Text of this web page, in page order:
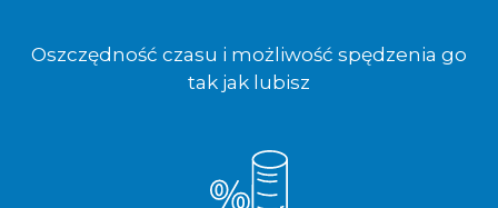
Oszczędność czasu i możliwość spędzenia go
tak jak lubisz